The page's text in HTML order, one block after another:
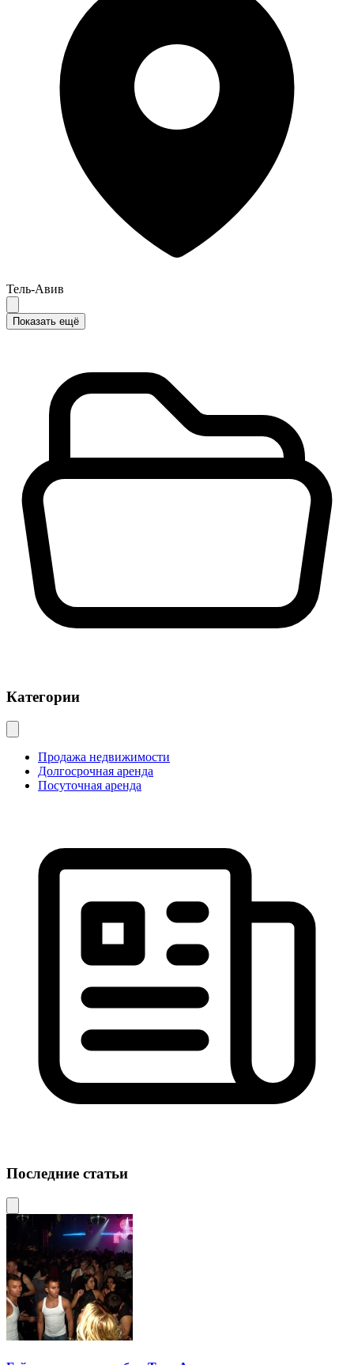
Тель-Авив
Показать ещё
Категории
Продажа недвижимости
Долгосрочная аренда
Посуточная аренда
Последние статьи